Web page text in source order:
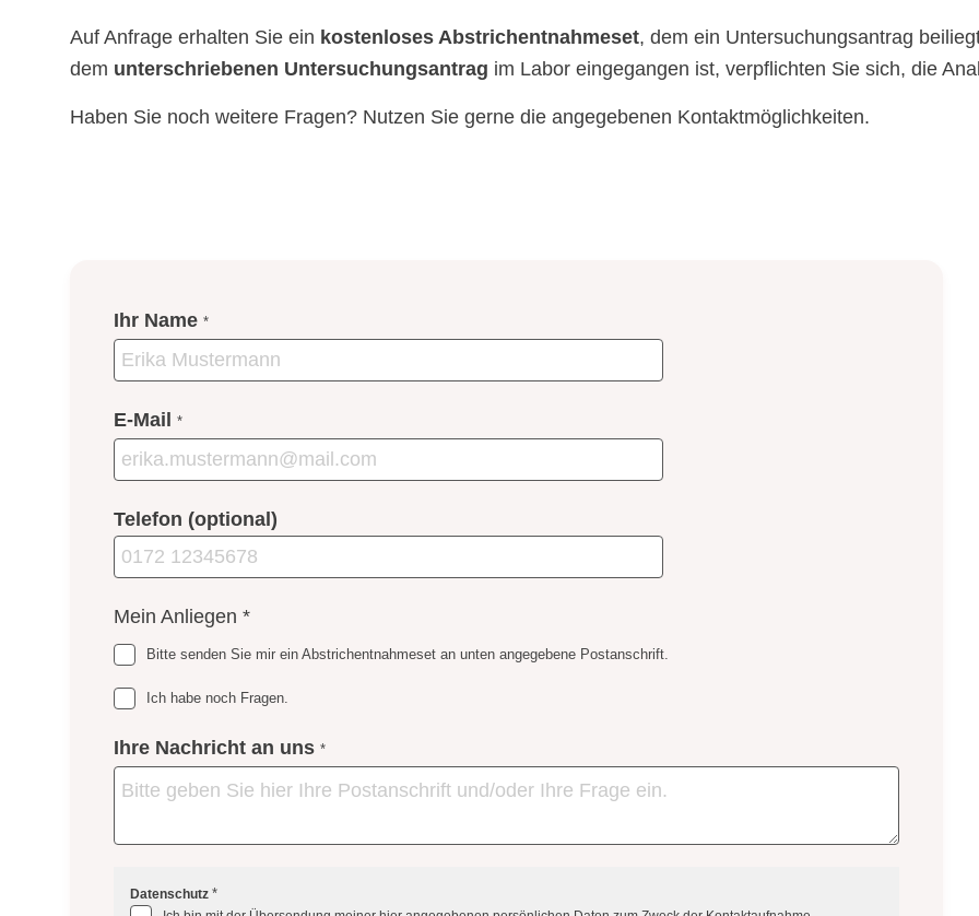
Auf Anfrage erhalten Sie ein kostenloses Abstrichentnahmeset, dem ein Untersuchungsantrag
dem unterschriebenen Untersuchungsantrag im Labor eingegangen ist, verpflichten Sie sich, die
Haben Sie noch weitere Fragen? Nutzen Sie gerne die angegebenen Kontaktmöglichkeiten.
Ihr Name *
E-Mail *
Telefon (optional)
Mein Anliegen *
Bitte senden Sie mir ein Abstrichentnahmeset an unten angegebene Postanschrift.
Ich habe noch Fragen.
Ihre Nachricht an uns *
Datenschutz *